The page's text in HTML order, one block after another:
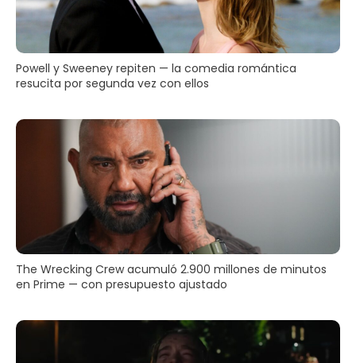
Powell y Sweeney repiten — la comedia romántica
resucita por segunda vez con ellos
The Wrecking Crew acumuló 2.900 millones de minutos
en Prime — con presupuesto ajustado